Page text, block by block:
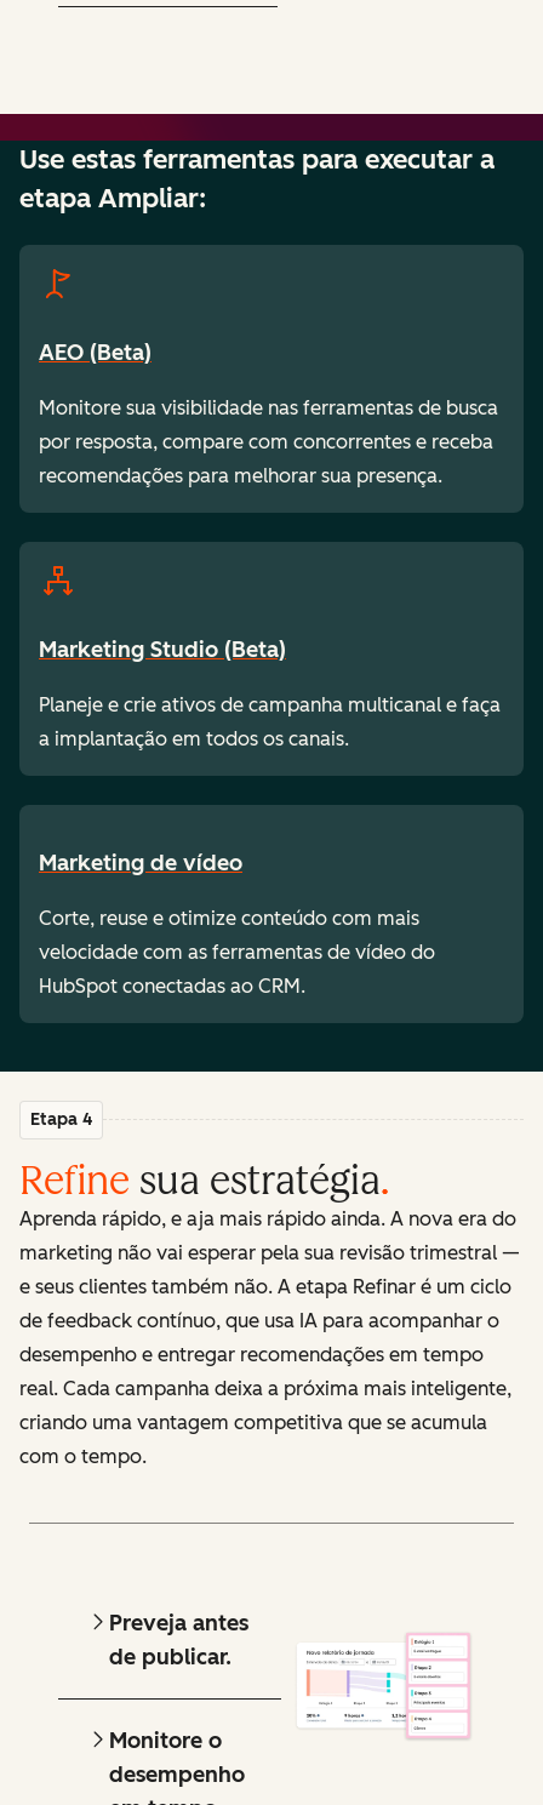
Use estas ferramentas para executar a
etapa Ampliar:
AEO (Beta)
Monitore sua visibilidade nas ferramentas de busca
por resposta, compare com concorrentes e receba
recomendações para melhorar sua presença.
Marketing Studio (Beta)
Planeje e crie ativos de campanha multicanal e faça
a implantação em todos os canais.
Marketing de vídeo
Corte, reuse e otimize conteúdo com mais
velocidade com as ferramentas de vídeo do
HubSpot conectadas ao CRM.
Etapa 4
Refine sua estratégia.
Aprenda rápido, e aja mais rápido ainda. A nova era do
marketing não vai esperar pela sua revisão trimestral —
e seus clientes também não. A etapa Refinar é um ciclo
de feedback contínuo, que usa IA para acompanhar o
desempenho e entregar recomendações em tempo
real. Cada campanha deixa a próxima mais inteligente,
criando uma vantagem competitiva que se acumula
com o tempo.
Preveja antes
de publicar.
Monitore o
desempenho